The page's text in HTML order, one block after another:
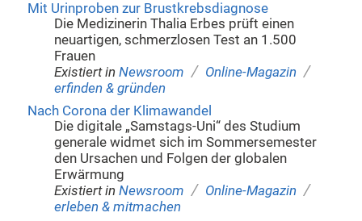
Mit Urinproben zur Brustkrebsdiagnose
Die Medizinerin Thalia Erbes prüft einen
neuartigen, schmerzlosen Test an 1.500
Frauen
Existiert in Newsroom / Online-Magazin /
erfinden & gründen
Nach Corona der Klimawandel
Die digitale „Samstags-Uni“ des Studium
generale widmet sich im Sommersemester
den Ursachen und Folgen der globalen
Erwärmung
Existiert in Newsroom / Online-Magazin /
erleben & mitmachen